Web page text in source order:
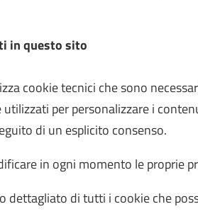
in questo sito
cookie tecnici che sono
utilizzati per personalizzare i
di un esplicito consenso.
in ogni momento le proprie
dettagliato di tutti i cookie che